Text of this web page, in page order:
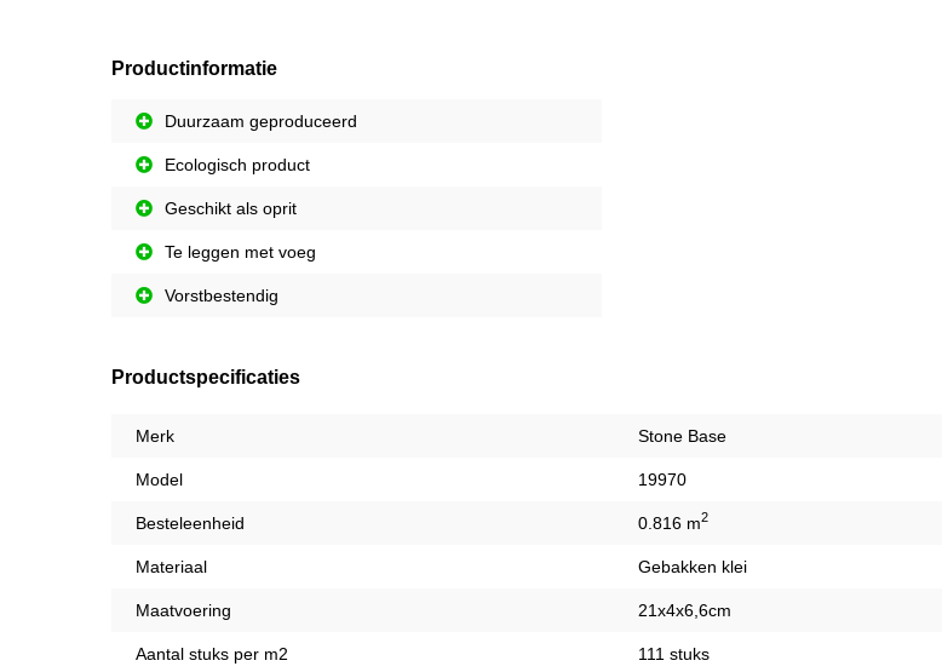
Productinformatie
Duurzaam geproduceerd
Ecologisch product
Geschikt als oprit
Te leggen met voeg
Vorstbestendig
Productspecificaties
Merk Stone Base
Model 19970
Besteleenheid 0.816 m2
Materiaal Gebakken klei
Maatvoering 21x4x6,6cm
Aantal stuks per m2 111 stuks